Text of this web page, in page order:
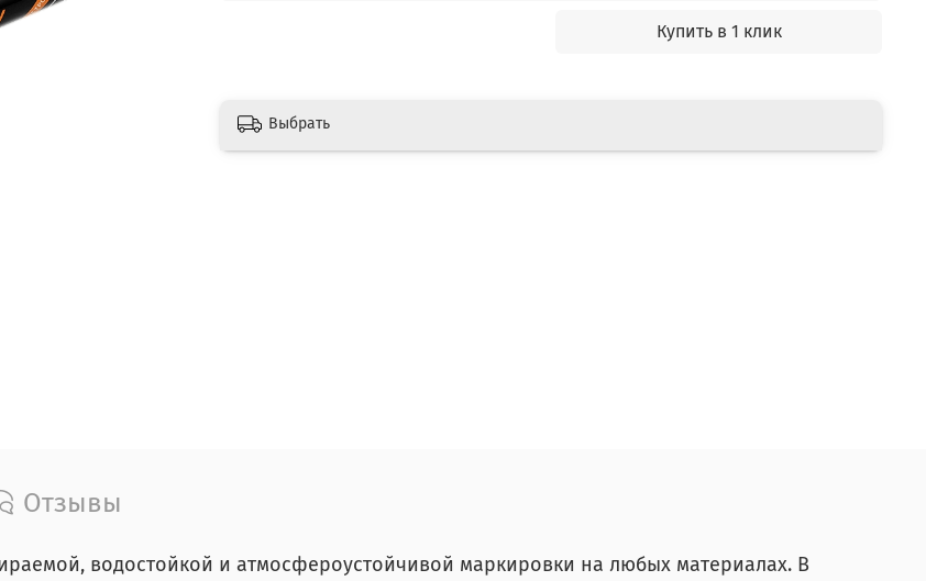
Купить в 1 клик
Выбрать
Отзывы
водостойкой и атмосфероустойчивой маркировки на любых материалах. В